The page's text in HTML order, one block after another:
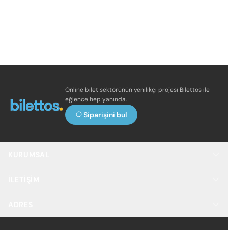
Online bilet sektörünün yenilikçi projesi Bilettos ile
eğlence hep yanında.
Siparişini bul